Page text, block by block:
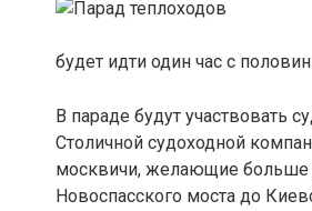
будет идти один час с
В параде будут
Столичной судоходной
москвичи, желающие больше
Новоспасского моста до